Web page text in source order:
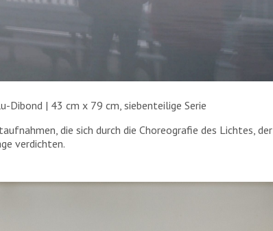
Dibond | 43 cm x 79 cm, siebenteilige Serie
die sich durch die Choreografie des Lichtes, der
verdichten.